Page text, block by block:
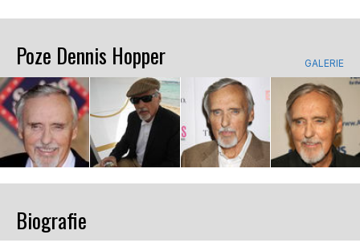
Poze Dennis Hopper GALERIE
Biografie